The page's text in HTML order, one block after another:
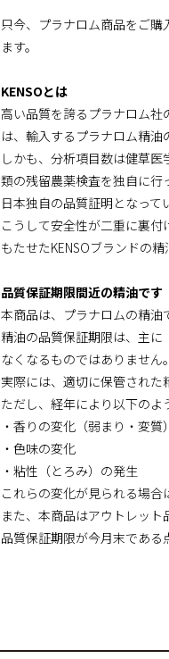
只今、プラナロム商品をご
ます。
KENSOとは
高い品質を誇るプラナロム社
は、輸入するプラナロム精油
しかも、分析項目数は健草
類の残留農薬検査を独自に
日本独自の品質証明となって
こうして安全性が二重に裏
もたせたKENSOブランドの
品質保証期限間近の精油です
本商品は、プラナロムの精油
精油の品質保証期限は、主
なくなるものではありません。
実際には、適切に保管された
ただし、経年により以下のよ
・香りの変化（弱まり・変質）
・色味の変化
・粘性（とろみ）の発生
これらの変化が見られる場合
また、本商品はアウトレッ
品質保証期限が今月末である